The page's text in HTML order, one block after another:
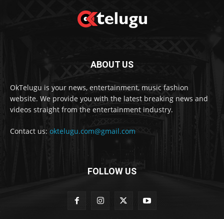
ABOUT US
OkTelugu is your news, entertainment, music fashion
website. We provide you with the latest breaking news and
videos straight from the entertainment industry.
Contact us: oktelugu.com@gmail.com
FOLLOW US